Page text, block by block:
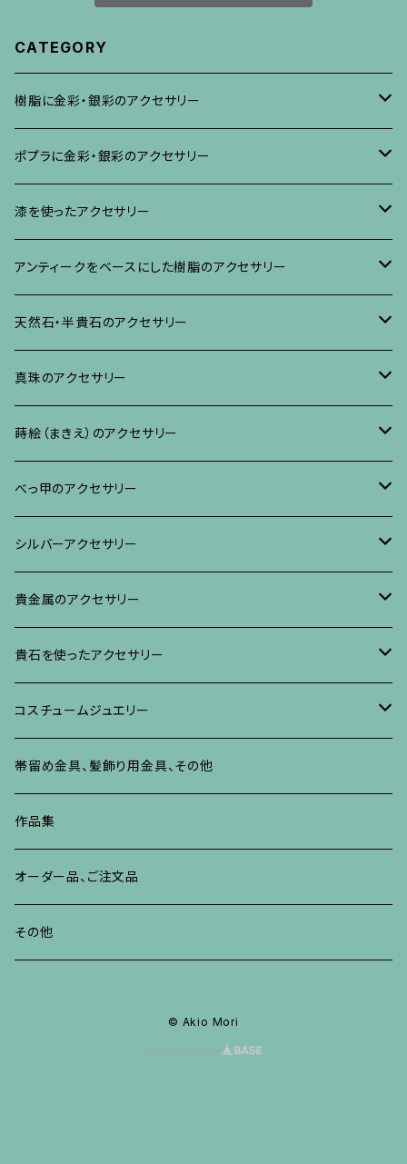
CATEGORY
樹脂に金彩・銀彩のアクセサリー
ブローチ
イヤリング・ピアス
ネックレス、その他
ポプラに金彩・銀彩のアクセサリー
ブローチ
イヤリング、ピアス
ネックレス、ペンダント
ブレスレット、バングル、その他
漆を使ったアクセサリー
ブローチ
イヤリング・ピアス
ネックレス・ペンダント
リング
ブレスレット・バングル、その他
アンティークをベースにした樹脂のアクセサリー
ブローチ
イヤリング・ピアス
ネックレス、ペンダント
ブレスレット、その他
天然石・半貴石のアクセサリー
ブローチ
イヤリング・ピアス
ネックレス、ペンダント
リング
ブレスレット、その他
真珠のアクセサリー
ブローチ
イヤリング・ピアス
ネックレス、ペンダント
リング
ブレスレット、その他
蒔絵（まきえ）のアクセサリー
べっ甲に蒔絵のアクセサリー
ブローチ
イヤリング・ピアス
真珠に蒔絵のアクセサリー
ブローチ
イヤリング、ピアス
水晶に蒔絵のアクセサリー
ブローチ
イヤリング、ピアス
朴の木やポプラに蒔絵のアクセサリー
ブローチ
イヤリング・ピアス
その他の蒔絵のアクセサリー
べっ甲のアクセサリー
ブローチ
イヤリング、ピアス
ネックレス、ペンダント
リング
ブレスレット、バングル、その他
シルバーアクセサリー
ブローチ
イヤリング、ピアス
ネックレス、ペンダント
リング
ブレスレット、バングル、その他
貴金属のアクセサリー
ブローチ
イヤリング、ピアス
ネックレス、ペンダント
ブレスレット、その他
リング
貴石を使ったアクセサリー
ブローチ
イヤリング、ピアス
ネックレス、ペンダント
リング
ブレスレット、バングル
コスチュームジュエリー
ブローチ
イヤリング、ピアス
ネックレス、ペンダント
リング
帯留め金具、髪飾り用金具、その他
作品集
オーダー品、ご注文品
その他
© Akio Mori
Powered by